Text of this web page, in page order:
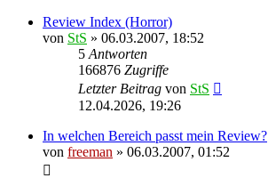
Review Index (Horror)
von StS » 06.03.2007, 18:52
5 Antworten
166876 Zugriffe
Letzter Beitrag von StS
12.04.2026, 19:26
In welchen Bereich passt mein Review?
von freeman » 06.03.2007, 01:52